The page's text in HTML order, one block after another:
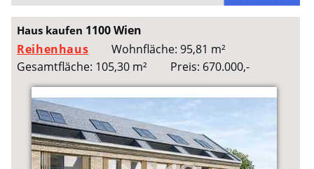
Haus kaufen 1100 Wien
Reihenhaus
Wohnfläche: 95,81 m²
Gesamtfläche: 105,30 m²
Preis: 670.000,-